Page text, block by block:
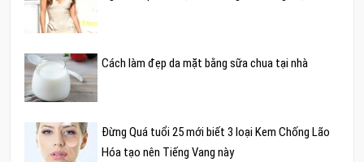
Cách làm đẹp da mặt bằng sữa chua tại nhà
Đừng Quá tuổi 25 mới biết 3 loại Kem Chống Lão
Hóa tạo nên Tiếng Vang này